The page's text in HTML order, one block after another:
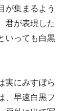
が集まるよう
君が表現した
いっても白黒
実にみすぼら
、早速白黒フ